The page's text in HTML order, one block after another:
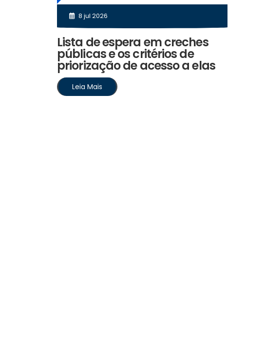
8 jul 2026
Lista de espera em creches
públicas e os critérios de
priorização de acesso a elas
Leia Mais